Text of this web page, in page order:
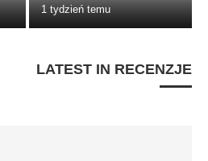
1 tydzień temu
LATEST IN RECENZJE